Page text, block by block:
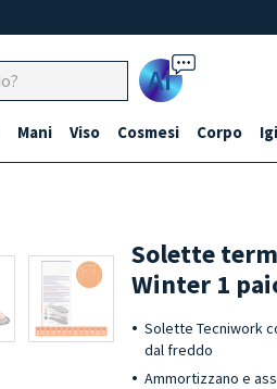
Ai
Mani Viso Cosmesi Corpo
Solette
Winter 1
Solette Tecniwork
dal freddo
Ammortizzano e